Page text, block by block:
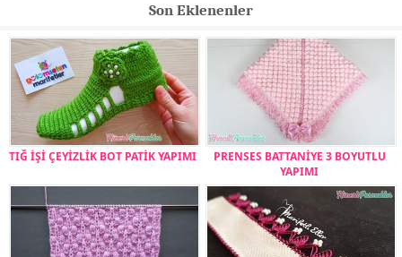
Son Eklenenler
TIĞ İŞİ ÇEYİZLİK BOT PATİK YAPIMI
PRENSES BATTANİYE 3 BOYUTLU
YAPIMI